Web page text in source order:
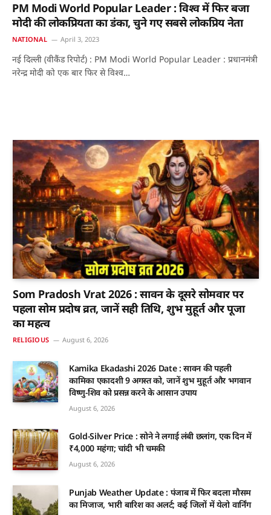
PM Modi World Popular Leader : विश्व में फिर बजा
मोदी की लोकप्रियता का डंका, चुने गए सबसे लोकप्रिय नेता
NATIONAL April 3, 2023
नई दिल्ली (वीकैंड रिपोर्ट) : PM Modi World Popular Leader : प्रधानमंत्री
नरेन्द्र मोदी को एक बार फिर से विश्व…
Som Pradosh Vrat 2026 : सावन के दूसरे सोमवार पर
पहला सोम प्रदोष व्रत, जानें सही तिथि, शुभ मुहूर्त और पूजा
का महत्व
RELIGIOUS August 6, 2026
Kamika Ekadashi 2026 Date : सावन की पहली
कामिका एकादशी 9 अगस्त को, जानें शुभ मुहूर्त और भगवान
विष्णु-शिव को प्रसन्न करने के आसान उपाय
August 6, 2026
Gold-Silver Price : सोने ने लगाई लंबी छलांग, एक दिन में
₹4,000 महंगा; चांदी भी चमकी
August 6, 2026
Punjab Weather Update : पंजाब में फिर बदला मौसम
का मिजाज, भारी बारिश का अलर्ट; कई जिलों में येलो वार्निंग